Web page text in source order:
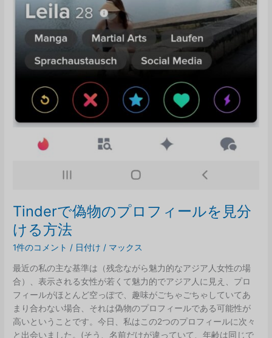
Tinderで偽物のプロフィールを見分
ける方法
1件のコメント / 日付け / マックス
最近の私の主な基準は（残念ながら魅力的なアジア人女性の場
合）、表示される女性が若くて魅力的でアジア人に見え、プロ
フィールがほとんど空っぽで、趣味がごちゃごちゃしていてあ
まり合わない場合、それは偽物のプロフィールである可能性が
高いということです。今日、私はこの2つのプロフィールに次々
と出会いました。(そう、名前だけが違っていて、年齢は同じで